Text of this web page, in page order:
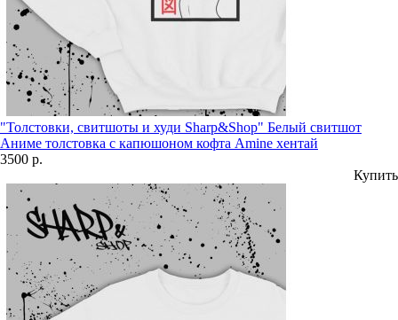
"Толстовки, свитшоты и худи Sharp&Shop" Белый свитшот
Аниме толстовка с капюшоном кофта Amine хентай
3500 р.
Купить